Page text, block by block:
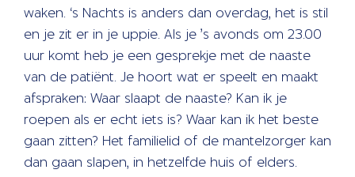
waken. ‘s Nachts is anders dan overdag, het is stil
en je zit er in je uppie. Als je ’s avonds om 23.00
uur komt heb je een gesprekje met de naaste
van de patiënt. Je hoort wat er speelt en maakt
afspraken: Waar slaapt de naaste? Kan ik je
roepen als er echt iets is? Waar kan ik het beste
gaan zitten? Het familielid of de mantelzorger kan
dan gaan slapen, in hetzelfde huis of elders.